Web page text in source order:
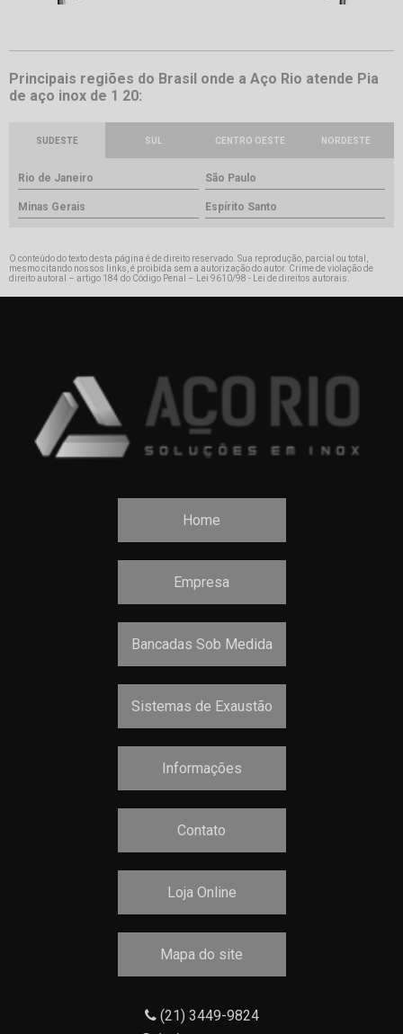
Principais regiões do Brasil onde a Aço Rio atende Pia
de aço inox de 1 20:
SUDESTE SUL CENTRO OESTE NORDESTE
Rio de Janeiro São Paulo
Minas Gerais Espírito Santo
O conteúdo do texto desta página é de direito reservado. Sua reprodução, parcial ou total,
mesmo citando nossos links, é proibida sem a autorização do autor. Crime de violação de
direito autoral – artigo 184 do Código Penal – Lei 9610/98 - Lei de direitos autorais.
Home
Empresa
Bancadas Sob Medida
Sistemas de Exaustão
Informações
Contato
Loja Online
Mapa do site
(21) 3449-9824